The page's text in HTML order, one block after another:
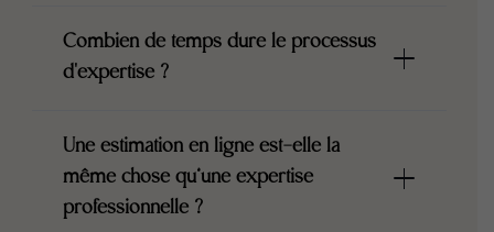
Combien de temps dure le processus
d'expertise ?
Une estimation en ligne est-elle la
même chose qu’une expertise
professionnelle ?